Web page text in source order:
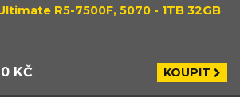
R5-7500F, 5070 - 1TB 32GB
KČ KOUPIT